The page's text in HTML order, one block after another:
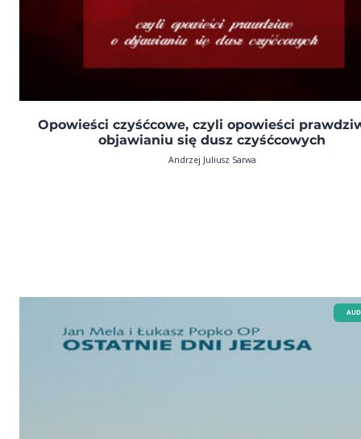
Opowieści czyśćcowe, czyli opowieści
objawianiu się dusz czyśćcowych
Andrzej Juliusz Sarwa